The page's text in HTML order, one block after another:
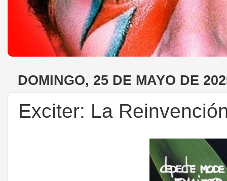
DOMINGO, 25 DE MAYO DE
Exciter: La